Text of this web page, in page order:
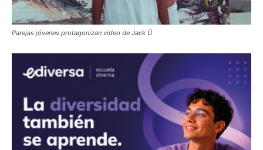
Parejas jóvenes protagonizan video de Jack Ü